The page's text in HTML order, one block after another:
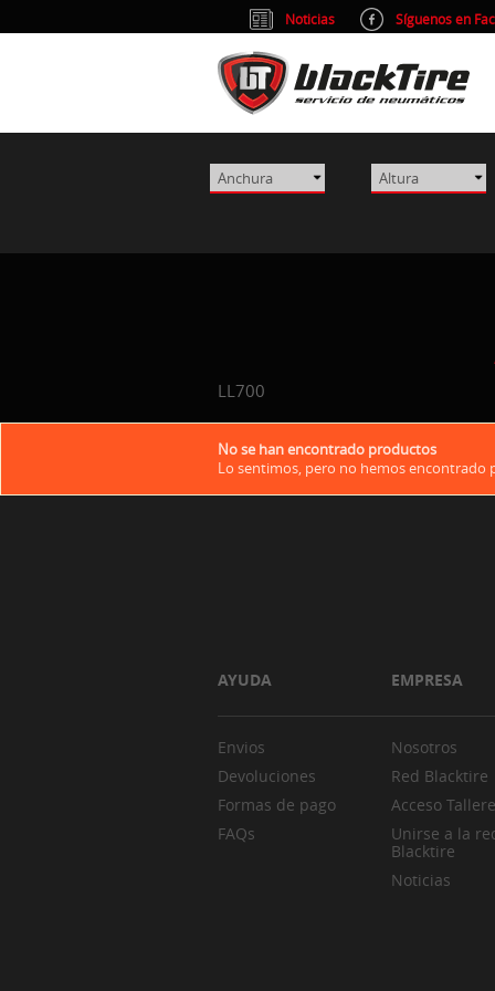
LL700
No se han encontrado productos
Lo sentimos, pero no hemos encontrado
AYUDA EMPRESA
Envios
Devoluciones
Formas de pago
FAQs
Nosotros
Red Blacktire
Acceso
Unirse a la
Blacktire
Noticias
Noticias Síguenos en